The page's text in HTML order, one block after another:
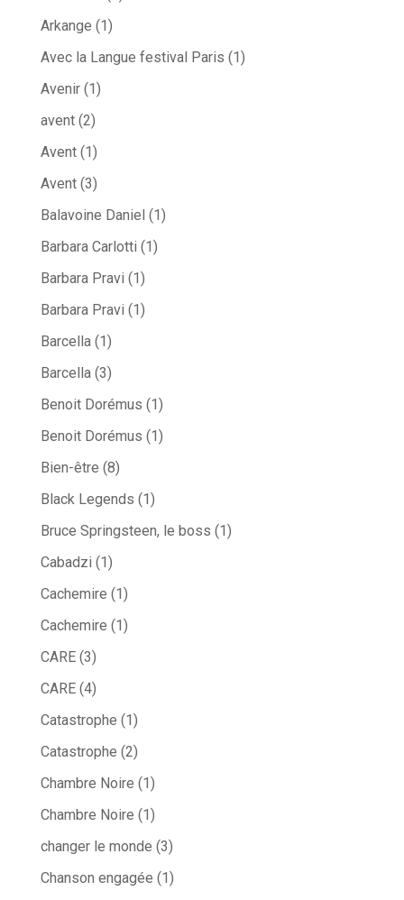
Arkange (1)
Avec la Langue festival Paris (1)
Avenir(1)
avent(2)
Avent(1)
Avent(3)
Balavoine Daniel (1)
Barbara Carlotti (1)
Barbara Pravi (1)
Barbara Pravi (1)
Barcella(1)
Barcella(3)
Benoit Dorémus (1)
Benoit Dorémus (1)
Bien-être (8)
Black Legends (1)
Bruce Springsteen, le boss (1)
Cabadzi (1)
Cachemire (1)
Cachemire (1)
CARE(3)
CARE(4)
Catastrophe (1)
Catastrophe (2)
Chambre Noire (1)
Chambre Noire (1)
changer le monde (3)
Chanson engagée (1)